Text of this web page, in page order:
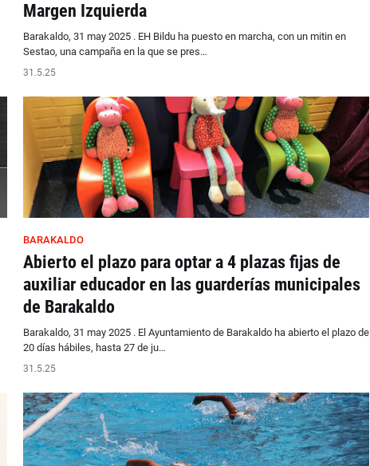
Margen Izquierda
Barakaldo, 31 may 2025 . EH Bildu ha puesto en marcha, con un mitin en
Sestao, una campaña en la que se pres…
31.5.25
BARAKALDO
Abierto el plazo para optar a 4 plazas fijas de
auxiliar educador en las guarderías municipales
de Barakaldo
Barakaldo, 31 may 2025 . El Ayuntamiento de Barakaldo ha abierto el plazo de
20 días hábiles, hasta 27 de ju…
31.5.25